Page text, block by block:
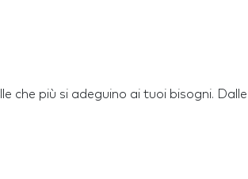
che più si adeguino ai tuoi bisogni.